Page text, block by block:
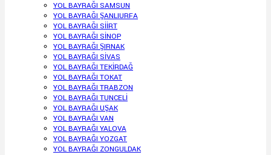
YOL BAYRAĞI SAMSUN
YOL BAYRAĞI ŞANLIURFA
YOL BAYRAĞI SİİRT
YOL BAYRAĞI SİNOP
YOL BAYRAĞI ŞIRNAK
YOL BAYRAĞI SİVAS
YOL BAYRAĞI TEKİRDAĞ
YOL BAYRAĞI TOKAT
YOL BAYRAĞI TRABZON
YOL BAYRAĞI TUNCELİ
YOL BAYRAĞI UŞAK
YOL BAYRAĞI VAN
YOL BAYRAĞI YALOVA
YOL BAYRAĞI YOZGAT
YOL BAYRAĞI ZONGULDAK